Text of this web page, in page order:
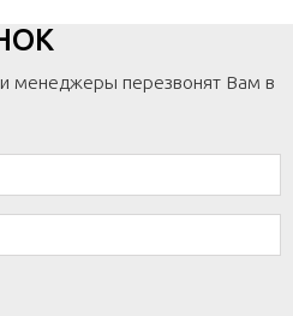
менеджеры перезвонят Вам в